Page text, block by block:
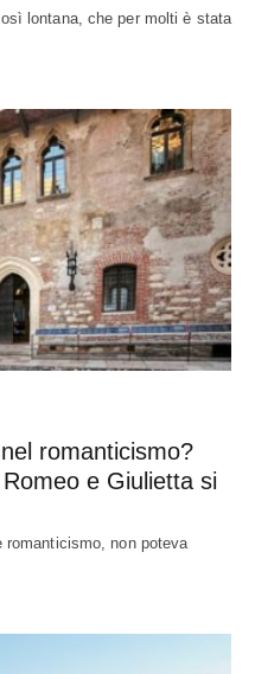
lontana, che per molti è stata
romanticismo?
e Giulietta si
romanticismo, non poteva